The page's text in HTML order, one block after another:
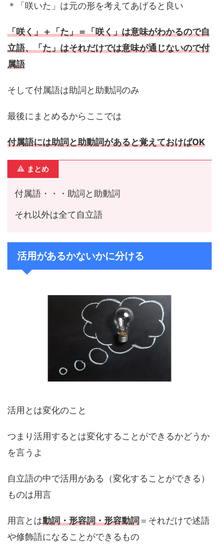
＊「咲いた」は元の形を考えてあげると良い
「咲く」＋「た」＝「咲く」は意味がわかるので自
立語、「た」はそれだけでは意味が通じないので付
属語
そして付属語は助詞と助動詞のみ
最後にまとめるからここでは
付属語には助詞と助動詞があると覚えておけばOK
まとめ
付属語・・・助詞と助動詞
それ以外は全て自立語
活用があるかないかに分ける
活用とは変化のこと
つまり活用するとは変化することができるかどうか
を言うよ
自立語の中で活用がある（変化することができる）
ものは用言
用言とは動詞・形容詞・形容動詞＝それだけで述語
や修飾語になることができるもの